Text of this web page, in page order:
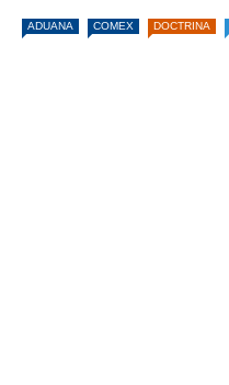
ADUANA COMEX DOCTRINA